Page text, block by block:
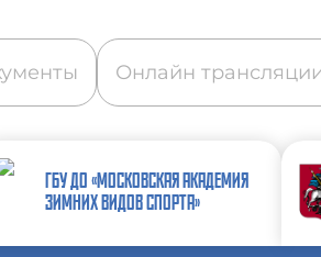
Онлайн
ГБУ ДО «МОСКОВСКАЯ АКАДЕМИЯ
ЗИМНИХ ВИДОВ СПОРТА»